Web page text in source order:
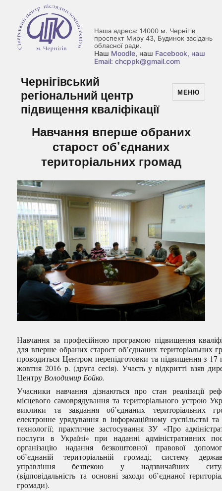
Наша адреса: 14000 м. Чернігів
проспект Миру 43, Будинок засідань
обласної ради.
Наш Moodle, наш Facebook, наш
Email: chcppk@gmail.com
Чернігівський
регіональний центр
підвищення кваліфікації
МЕНЮ
Навчання вперше обраних
старост об’єднаних
територіальних громад
Навчання за професійною програмою підвищення
для вперше обраних старост об’єднаних територіальних
проводиться Центром перепідготовки та підвищення з 17
жовтня 2016 р. (друга сесія). Участь у відкритті взяв
ЦентруВолодимир Бойко.
Учасники навчання дізнаються про стан реалізації
місцевого самоврядування та територіального устрою
виклики та завдання об’єднаних територіальних
електронне урядування в інформаційному суспільстві
технології; практичне застосування ЗУ «Про
послуги в Україні» при наданні адміністративних
організацію надання безкоштовної правової
об’єднаній територіальній громаді; систему
управління безпекою у надзвичайних
(відповідальність та основні заходи об’єднаної
громади).